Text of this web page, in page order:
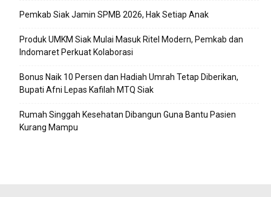
Pemkab Siak Jamin SPMB 2026, Hak Setiap Anak
Produk UMKM Siak Mulai Masuk Ritel Modern, Pemkab dan
Indomaret Perkuat Kolaborasi
Bonus Naik 10 Persen dan Hadiah Umrah Tetap Diberikan,
Bupati Afni Lepas Kafilah MTQ Siak
Rumah Singgah Kesehatan Dibangun Guna Bantu Pasien
Kurang Mampu